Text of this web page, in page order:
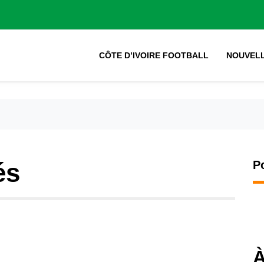
CÔTE D’IVOIRE FOOTBALL